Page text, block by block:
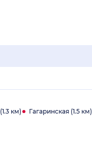
км) Гагаринская (1.5 км)